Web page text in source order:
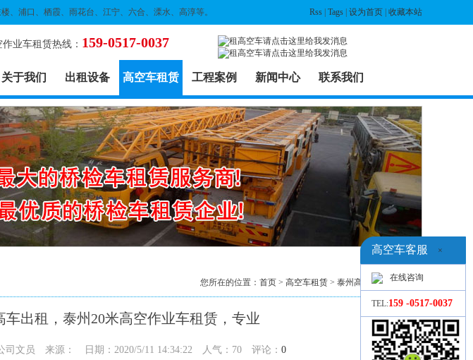
、浦口、栖霞、雨花台、江宁、六合、溧水、高淳等。 Rss Tags 设为首页 收藏本站
业车租赁热线： 159-0517-0037
关于我们 出租设备 高空车租赁 工程案例 新闻中心 联系我们
您所在的位置： 首页 > 高空车租赁 > 泰州高空车出租> 列表
车出租，泰州20米高空作业车租赁，专业
司文员 来源： 日期：2020/5/11 14:34:22 人气： 70 评论： 0
高空车客服 ×
在线咨询
TEL:159 -0517-0037